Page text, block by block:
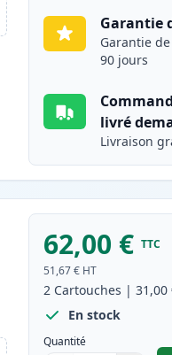
Garantie
Garantie
90 jours
livré
Livraison
62,00 € TTC
51,67 € HT
2 Cartouches |31,00
En stock
Quantité